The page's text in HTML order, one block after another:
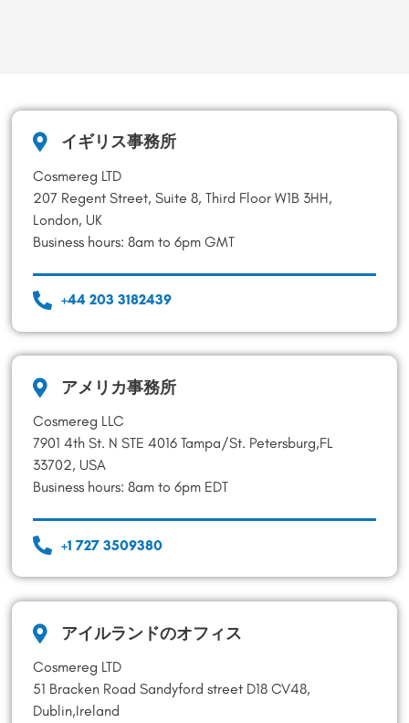
イギリス事務所
Cosmereg LTD
207 Regent Street, Suite 8, Third Floor W1B 3HH,
London, UK
Business hours: 8am to 6pm GMT
+44 203 3182439
アメリカ事務所
Cosmereg LLC
7901 4th St. N STE 4016 Tampa/St. Petersburg,FL
33702, USA
Business hours: 8am to 6pm EDT
+1 727 3509380
アイルランドのオフィス
Cosmereg LTD
51 Bracken Road Sandyford street D18 CV48,
Dublin,Ireland